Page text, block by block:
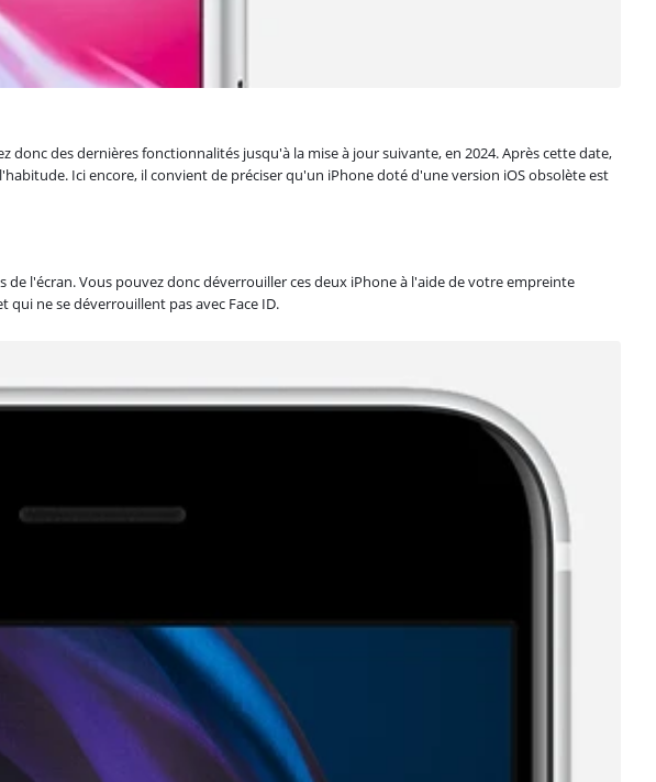
des dernières fonctionnalités jusqu'à la mise à jour suivante, en 2024. Après cette date,
Ici encore, il convient de préciser qu'un iPhone doté d'une version iOS obsolète est
l'écran. Vous pouvez donc déverrouiller ces deux iPhone à l'aide de votre empreinte
qui ne se déverrouillent pas avec Face ID.